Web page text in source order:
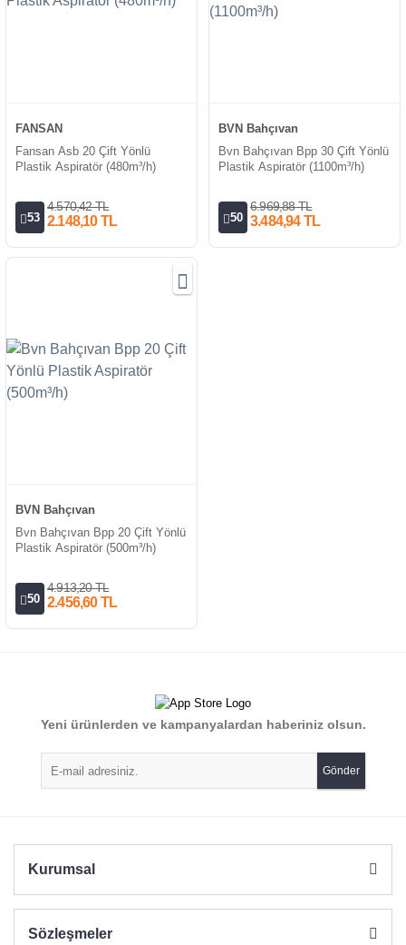
FANSAN
Fansan Asb 20 Çift Yönlü
Plastik Aspiratör (480m³/h)
53
4.570,42 TL
2.148,10 TL
BVN Bahçıvan
Bvn Bahçıvan Bpp 30 Çift Yönlü
Plastik Aspiratör (1100m³/h)
50
6.969,88 TL
3.484,94 TL
BVN Bahçıvan
Bvn Bahçıvan Bpp 20 Çift Yönlü
Plastik Aspiratör (500m³/h)
50
4.913,20 TL
2.456,60 TL
Yeni ürünlerden ve kampanyalardan haberiniz olsun.
Gönder
Kurumsal
Sözleşmeler